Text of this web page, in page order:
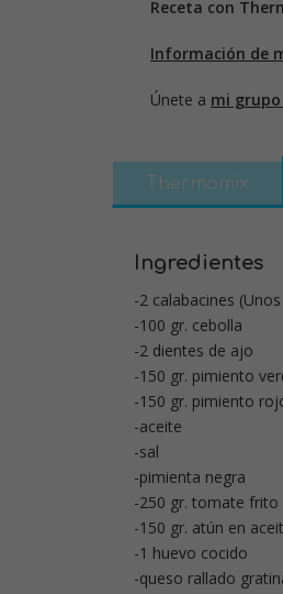
Receta con
Información de
Únete a mi
Thermomix
Ingredientes
-2 calabacines
-100 gr. cebolla
-2 dientes de ajo
-150 gr. pimiento
-150 gr. pimiento
-aceite
-sal
-pimienta negra
-250 gr. tomate frito
-150 gr. atún en
-1 huevo cocido
-queso rallado